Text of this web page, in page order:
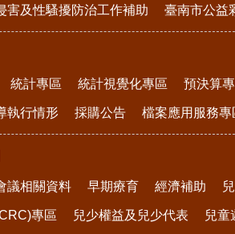
害及性騷擾防治工作補助 臺南市公益
統計專區 統計視覺化專區 預決算
執行情形 採購公告 檔案應用服務專
議相關資料 早期療育 經濟補助
專區 兒少權益及兒少代表 兒童